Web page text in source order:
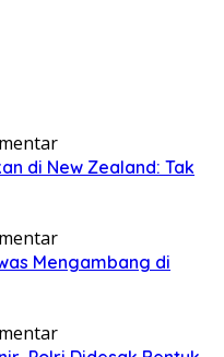
di New Zealand: Tak
Mengambang di